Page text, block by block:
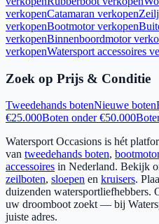
verkopenCatamaran verkopen
verkopenBootmotor verkopen
verkopenBinnenboordmotor
verkopenWatersport accessoires
Zoek op Prijs & Conditie
Tweedehands botenNieuwe boten
€25.000Boten onder €50.000
Watersport Occasions is hét
van tweedehands boten,
accessoires in Nederland. Bekijk
zeilboten, sloepen en kruisers.
duizenden watersportliefhebbers.
uw droomboot zoekt — bij
juiste adres.